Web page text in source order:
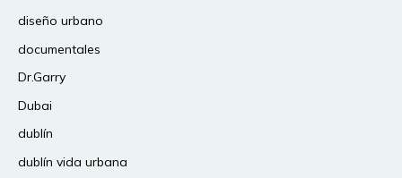
diseño urbano
documentales
Dr.Garry
Dubai
dublín
dublín vida urbana